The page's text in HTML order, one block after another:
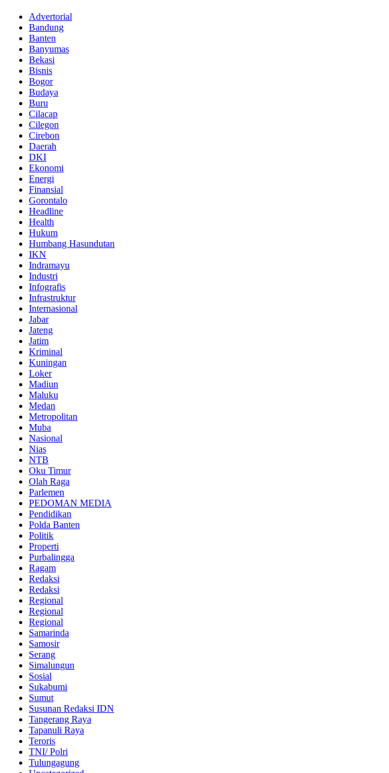
Advertorial
Bandung
Banten
Banyumas
Bekasi
Bisnis
Bogor
Budaya
Buru
Cilacap
Cilegon
Cirebon
Daerah
DKI
Ekonomi
Energi
Finansial
Gorontalo
Headline
Health
Hukum
Humbang Hasundutan
IKN
Indramayu
Industri
Infografis
Infrastruktur
Internasional
Jabar
Jateng
Jatim
Kriminal
Kuningan
Loker
Madiun
Maluku
Medan
Metropolitan
Muba
Nasional
Nias
NTB
Oku Timur
Olah Raga
Parlemen
PEDOMAN MEDIA
Pendidikan
Polda Banten
Politik
Properti
Purbalingga
Ragam
Redaksi
Redaksi
Regional
Regional
Regional
Samarinda
Samosir
Serang
Simalungun
Sosial
Sukabumi
Sumut
Susunan Redaksi IDN
Tangerang Raya
Tapanuli Raya
Teroris
TNI/ Polri
Tulungagung